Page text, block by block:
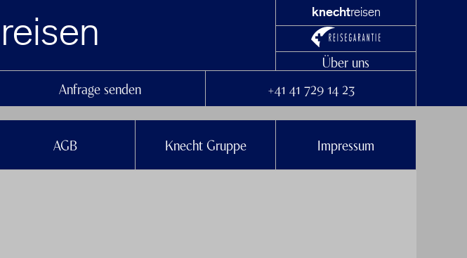
reisen
knechtreisen
Über uns
Anfrage senden +41 41 729 14 23
AGB Knecht Gruppe Impressum